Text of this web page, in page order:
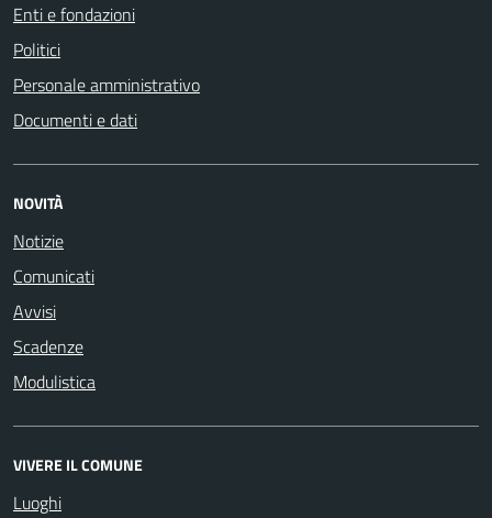
Enti e fondazioni
Politici
Personale amministrativo
Documenti e dati
NOVITÀ
Notizie
Comunicati
Avvisi
Scadenze
Modulistica
VIVERE IL COMUNE
Luoghi